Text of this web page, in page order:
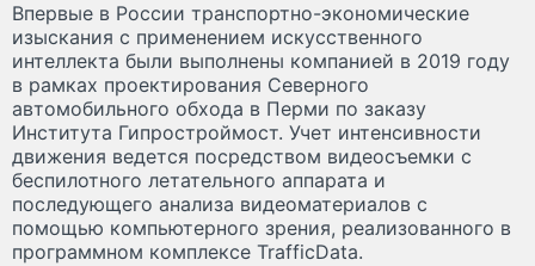
Впервые в России транспортно-экономические
изыскания с применением искусственного
интеллекта были выполнены компанией в 2019 году
в рамках проектирования Северного
автомобильного обхода в Перми по заказу
Института Гипростроймост. Учет интенсивности
движения ведется посредством видеосъемки с
беспилотного летательного аппарата и
последующего анализа видеоматериалов с
помощью компьютерного зрения, реализованного в
программном комплексе TrafficData.